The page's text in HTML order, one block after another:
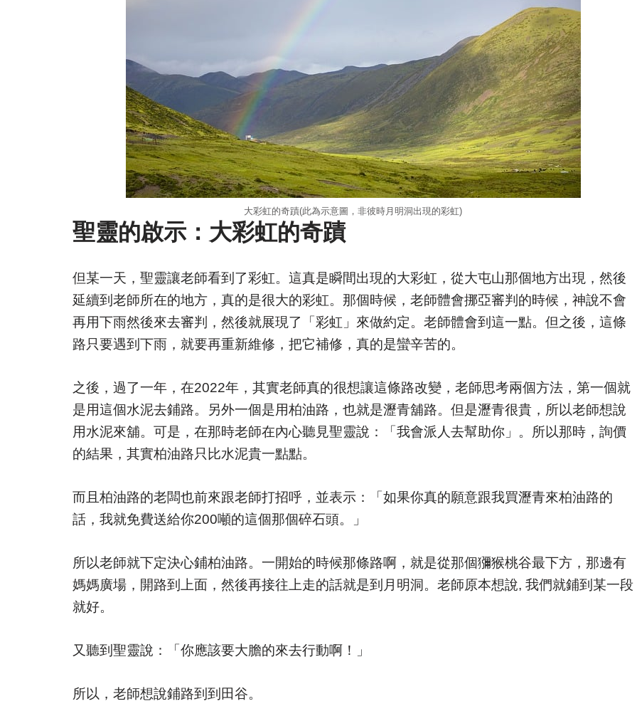
大彩虹的奇蹟(此為示意圖，非彼時月明洞出現的彩虹)
聖靈的啟示：大彩虹的奇蹟
但某一天，聖靈讓老師看到了彩虹。這真是瞬間出現的大彩虹，從大屯山那個地方出現，然後
延續到老師所在的地方，真的是很大的彩虹。那個時候，老師體會挪亞審判的時候，神說不會
再用下雨然後來去審判，然後就展現了「彩虹」來做約定。老師體會到這一點。但之後，這條
路只要遇到下雨，就要再重新維修，把它補修，真的是蠻辛苦的。
之後，過了一年，在2022年，其實老師真的很想讓這條路改變，老師思考兩個方法，第一個就
是用這個水泥去鋪路。另外一個是用柏油路，也就是瀝青舖路。但是瀝青很貴，所以老師想說
用水泥來舖。可是，在那時老師在內心聽見聖靈說：「我會派人去幫助你」。所以那時，詢價
的結果，其實柏油路只比水泥貴一點點。
而且柏油路的老闆也前來跟老師打招呼，並表示：「如果你真的願意跟我買瀝青來柏油路的
話，我就免費送給你200噸的這個那個碎石頭。」
所以老師就下定決心鋪柏油路。一開始的時候那條路啊，就是從那個獼猴桃谷最下方，那邊有
媽媽廣場，開路到上面，然後再接往上走的話就是到月明洞。老師原本想說, 我們就鋪到某一段
就好。
又聽到聖靈說：「你應該要大膽的來去行動啊！」
所以，老師想說鋪路到到田谷。